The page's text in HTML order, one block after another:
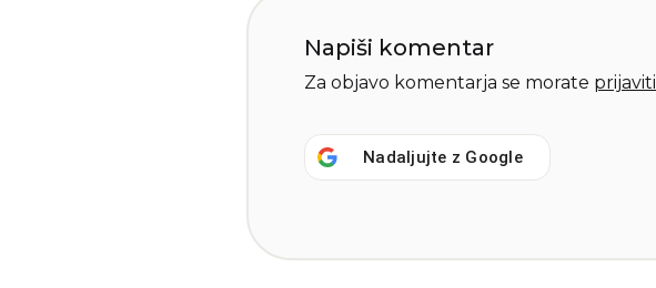
Napiši komentar
Za objavo komentarja se morate prijaviti
Nadaljujte z Google